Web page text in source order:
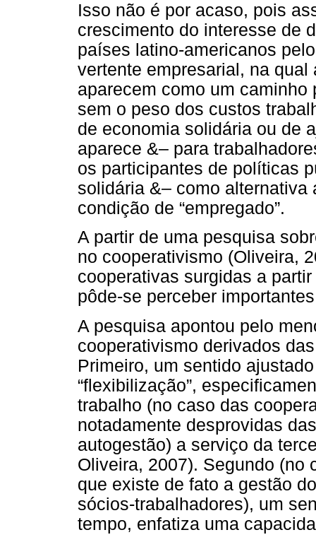
Isso não é por acaso, pois
crescimento do interesse de
países latino-americanos
vertente empresarial, na
aparecem como um
sem o peso dos custos
de economia solidária ou de
aparece &– para
os participantes de políticas
solidária &– como alternativa
condição de “empregado”.
A partir de uma pesquisa
no cooperativismo (Oliveira,
cooperativas surgidas a
pôde-se perceber
A pesquisa apontou pelo
cooperativismo derivados
Primeiro, um sentido
“flexibilização”,
trabalho (no caso das
notadamente desprovidas
autogestão) a serviço da
Oliveira, 2007). Segundo (no
que existe de fato a gestão
sócios-trabalhadores), um
tempo, enfatiza uma